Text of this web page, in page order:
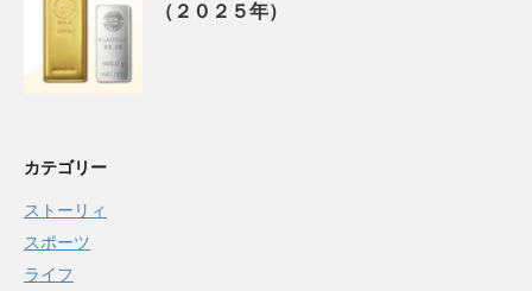
（２０２５年）
カテゴリー
ストーリィ
スポーツ
ライフ